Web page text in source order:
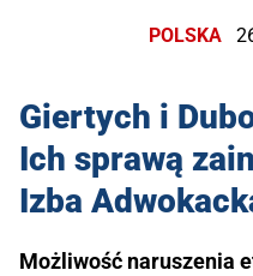
POLSKA
Giertych i
Ich sprawą
Izba
Możliwość naruszenia